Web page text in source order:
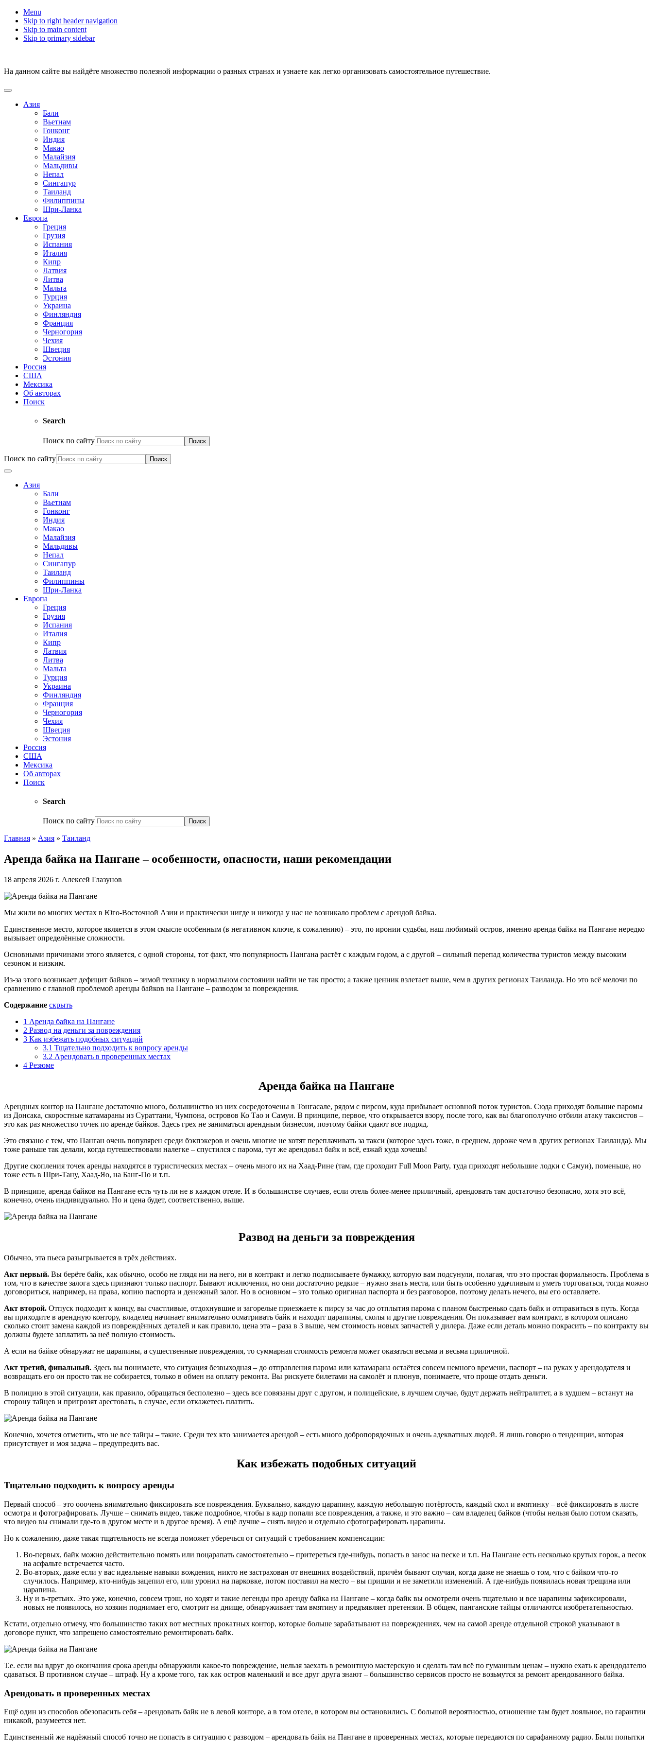
Menu
Skip to right header navigation
Skip to main content
Skip to primary sidebar
На данном сайте вы найдёте множество полезной информации о разных странах и узнаете как легко организовать самостоятельное путешествие.
Азия
Бали
Вьетнам
Гонконг
Индия
Макао
Малайзия
Мальдивы
Непал
Сингапур
Таиланд
Филиппины
Шри-Ланка
Европа
Греция
Грузия
Испания
Италия
Кипр
Латвия
Литва
Мальта
Турция
Украина
Финляндия
Франция
Черногория
Чехия
Швеция
Эстония
Россия
США
Мексика
Об авторах
Поиск
Search
Поиск по сайту
Поиск по сайту
Азия
Бали
Вьетнам
Гонконг
Индия
Макао
Малайзия
Мальдивы
Непал
Сингапур
Таиланд
Филиппины
Шри-Ланка
Европа
Греция
Грузия
Испания
Италия
Кипр
Латвия
Литва
Мальта
Турция
Украина
Финляндия
Франция
Черногория
Чехия
Швеция
Эстония
Россия
США
Мексика
Об авторах
Поиск
Search
Поиск по сайту
Главная » Азия » Таиланд
Аренда байка на Пангане – особенности, опасности, наши рекомендации
18 апреля 2026 г. Алексей Глазунов
Мы жили во многих местах в Юго-Восточной Азии и практически нигде и никогда у нас не возникало проблем с арендой байка.
Единственное место, которое является в этом смысле особенным (в негативном ключе, к сожалению) – это, по иронии судьбы, наш любимый остров, именно аренда байка на Пангане нередко
вызывает определённые сложности.
Основными причинами этого является, с одной стороны, тот факт, что популярность Пангана растёт с каждым годом, а с другой – сильный перепад количества туристов между высоким
сезоном и низким.
Из-за этого возникает дефицит байков – зимой технику в нормальном состоянии найти не так просто; а также ценник взлетает выше, чем в других регионах Таиланда. Но это всё мелочи по
сравнению с главной проблемой аренды байков на Пангане – разводом за повреждения.
Содержание скрыть
1 Аренда байка на Пангане
2 Развод на деньги за повреждения
3 Как избежать подобных ситуаций
3.1 Тщательно подходить к вопросу аренды
3.2 Арендовать в проверенных местах
4 Резюме
Аренда байка на Пангане
Арендных контор на Пангане достаточно много, большинство из них сосредоточены в Тонгасале, рядом с пирсом, куда прибывает основной поток туристов. Сюда приходят большие паромы
из Донсака, скоростные катамараны из Сураттани, Чумпона, островов Ко Тао и Самуи. В принципе, первое, что открывается взору, после того, как вы благополучно отбили атаку таксистов –
это как раз множество точек по аренде байков. Здесь грех не заниматься арендным бизнесом, поэтому байки сдают все подряд.
Это связано с тем, что Панган очень популярен среди бэкпэкеров и очень многие не хотят переплачивать за такси (которое здесь тоже, в среднем, дороже чем в других регионах Таиланда). Мы
тоже раньше так делали, когда путешествовали налегке – спустился с парома, тут же арендовал байк и всё, езжай куда хочешь!
Другие скопления точек аренды находятся в туристических местах – очень много их на Хаад-Рине (там, где проходит Full Moon Party, туда приходят небольшие лодки с Самуи), поменьше, но
тоже есть в Шри-Тану, Хаад-Яо, на Банг-По и т.п.
В принципе, аренда байков на Пангане есть чуть ли не в каждом отеле. И в большинстве случаев, если отель более-менее приличный, арендовать там достаточно безопасно, хотя это всё,
конечно, очень индивидуально. Но и цена будет, соответственно, выше.
Развод на деньги за повреждения
Обычно, эта пьеса разыгрывается в трёх действиях.
Акт первый. Вы берёте байк, как обычно, особо не глядя ни на него, ни в контракт и легко подписываете бумажку, которую вам подсунули, полагая, что это простая формальность. Проблема в
том, что в качестве залога здесь признают только паспорт. Бывают исключения, но они достаточно редкие – нужно знать места, или быть особенно удачливым и уметь торговаться, тогда можно
договориться, например, на права, копию паспорта и денежный залог. Но в основном – это только оригинал паспорта и без разговоров, поэтому делать нечего, вы его оставляете.
Акт второй. Отпуск подходит к концу, вы счастливые, отдохнувшие и загорелые приезжаете к пирсу за час до отплытия парома с планом быстренько сдать байк и отправиться в путь. Когда
вы приходите в арендную контору, владелец начинает внимательно осматривать байк и находит царапины, сколы и другие повреждения. Он показывает вам контракт, в котором описано
сколько стоит замена каждой из повреждённых деталей и как правило, цена эта – раза в 3 выше, чем стоимость новых запчастей у дилера. Даже если деталь можно покрасить – по контракту вы
должны будете заплатить за неё полную стоимость.
А если на байке обнаружат не царапины, а существенные повреждения, то суммарная стоимость ремонта может оказаться весьма и весьма приличной.
Акт третий, финальный. Здесь вы понимаете, что ситуация безвыходная – до отправления парома или катамарана остаётся совсем немного времени, паспорт – на руках у арендодателя и
возвращать его он просто так не собирается, только в обмен на оплату ремонта. Вы рискуете билетами на самолёт и плюнув, понимаете, что проще отдать деньги.
В полицию в этой ситуации, как правило, обращаться бесполезно – здесь все повязаны друг с другом, и полицейские, в лучшем случае, будут держать нейтралитет, а в худшем – встанут на
сторону тайцев и пригрозят арестовать, в случае, если откажетесь платить.
Конечно, хочется отметить, что не все тайцы – такие. Среди тех кто занимается арендой – есть много добропорядочных и очень адекватных людей. Я лишь говорю о тенденции, которая
присутствует и моя задача – предупредить вас.
Как избежать подобных ситуаций
Тщательно подходить к вопросу аренды
Первый способ – это ооочень внимательно фиксировать все повреждения. Буквально, каждую царапину, каждую небольшую потёртость, каждый скол и вмятинку – всё фиксировать в листе
осмотра и фотографировать. Лучше – снимать видео, также подробное, чтобы в кадр попали все повреждения, а также, и это важно – сам владелец байков (чтобы нельзя было потом сказать,
что видео вы снимали где-то в другом месте и в другое время). А ещё лучше – снять видео и отдельно сфотографировать царапины.
Но к сожалению, даже такая тщательность не всегда поможет уберечься от ситуаций с требованием компенсации:
Во-первых, байк можно действительно помять или поцарапать самостоятельно – притереться где-нибудь, попасть в занос на песке и т.п. На Пангане есть несколько крутых горок, а песок
на асфальте встречается часто.
Во-вторых, даже если у вас идеальные навыки вождения, никто не застрахован от внешних воздействий, причём бывают случаи, когда даже не знаешь о том, что с байком что-то
случилось. Например, кто-нибудь зацепил его, или уронил на парковке, потом поставил на место – вы пришли и не заметили изменений. А где-нибудь появилась новая трещина или
царапина.
Ну и в-третьих. Это уже, конечно, совсем трэш, но ходят и такие легенды про аренду байка на Пангане – когда байк вы осмотрели очень тщательно и все царапины зафиксировали,
новых не появилось, но хозяин поднимает его, смотрит на днище, обнаруживает там вмятину и предъявляет претензии. В общем, панганские тайцы отличаются изобретательностью.
Кстати, отдельно отмечу, что большинство таких вот местных прокатных контор, которые больше зарабатывают на повреждениях, чем на самой аренде отдельной строкой указывают в
договоре пункт, что запрещено самостоятельно ремонтировать байк.
Т.е. если вы вдруг до окончания срока аренды обнаружили какое-то повреждение, нельзя заехать в ремонтную мастерскую и сделать там всё по гуманным ценам – нужно ехать к арендодателю
сдаваться. В противном случае – штраф. Ну а кроме того, так как остров маленький и все друг друга знают – большинство сервисов просто не возьмутся за ремонт арендованного байка.
Арендовать в проверенных местах
Ещё один из способов обезопасить себя – арендовать байк не в левой конторе, а в том отеле, в котором вы остановились. С большой вероятностью, отношение там будет лояльное, но гарантии
никакой, разумеется нет.
Единственный же надёжный способ точно не попасть в ситуацию с разводом – арендовать байк на Пангане в проверенных местах, которые передаются по сарафанному радио. Были попытки